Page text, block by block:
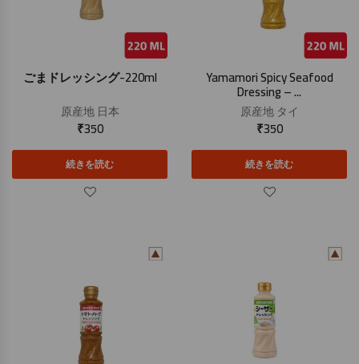
ごまドレッシング-220ml
原産地日本
₹350
続きを読む
Yamamori Spicy Seafood
Dressing – ...
原産地タイ
₹350
続きを読む